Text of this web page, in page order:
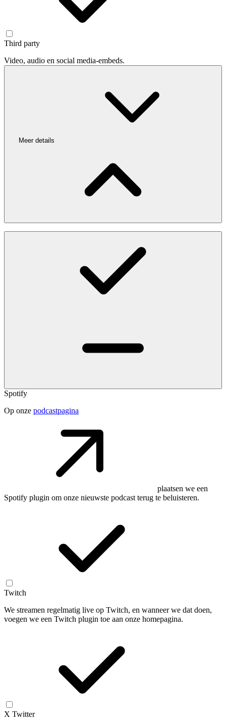
Third party
Video, audio en social media-embeds.
Meer details
Spotify
Op onze podcastpagina
plaatsen we een
Spotify plugin om onze nieuwste podcast terug te beluisteren.
Twitch
We streamen regelmatig live op Twitch, en wanneer we dat doen,
voegen we een Twitch plugin toe aan onze homepagina.
X Twitter